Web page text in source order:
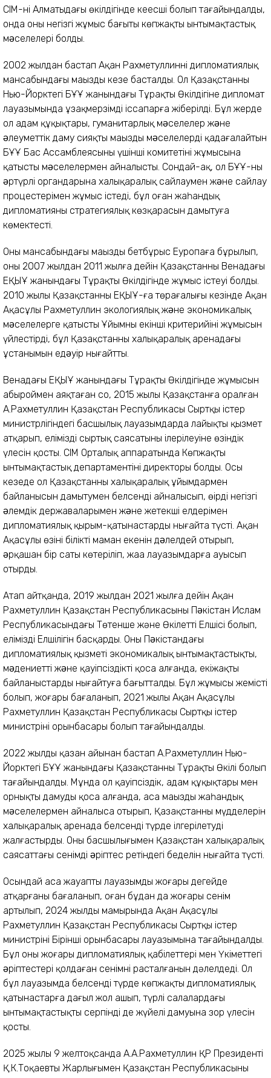
СІМ-нің Алматыдағы өкілдігінде кеңесші болып тағайындалды,
онда оның негізгі жұмыс бағыты көпжақты ынтымақтастық
мəселелері болды.
2002 жылдан бастап Ақан Рахметуллиннің дипломатиялық
мансабындағы маңызды кезең басталды. Ол Қазақстанның
Нью-Йорктегі БҰҰ жанындағы Тұрақты Өкілдігіне дипломат
лауазымында ұзақмерзімді іссапарға жіберілді. Бұл жерде
ол адам құқықтары, гуманитарлық мəселелер жəне
əлеуметтік даму сияқты маңызды мəселелерді қадағалайтын
БҰҰ Бас Ассамблеясының үшінші комитетінің жұмысына
қатысты мəселелермен айналысты. Сондай-ақ, ол БҰҰ-ның
əртүрлі органдарына халықаралық сайлаумен жəне сайлау
процестерімен жұмыс істеді, бұл оған жаһандық
дипломатияның стратегиялық көзқарасын дамытуға
көмектесті.
Оның мансабындағы маңызды бетбұрыс Еуропаға бұрылып,
оның 2007 жылдан 2011 жылға дейін Қазақстанның Венадағы
ЕҚЫҰ жанындағы Тұрақты Өкілдігінде жұмыс істеуі болды.
2010 жылы Қазақстанның ЕҚЫҰ-ға төрағалығы кезінде Ақан
Ақасұлы Рахметуллин экологиялық жəне экономикалық
мəселелерге қатысты Ұйымның екінші критерийінің жұмысын
үйлестірді, бұл Қазақстанның халықаралық аренадағы
ұстанымын едəуір нығайтты.
Венадағы ЕҚЫҰ жанындағы Тұрақты Өкілдігінде жұмысын
абыроймен аяқтаған соң, 2015 жылы Қазақстанға оралған
А.Рахметуллин Қазақстан Республикасы Сыртқы істер
министрлігіндегі басшылық лауазымдарда лайықты қызмет
атқарып, еліміздің сыртық саясатының ілерілеуіне өзіндік
үлесін қосты. СІМ Орталық аппаратында Көпжақты
ынтымақтастық департаментінің директоры болды. Осы
кезеңде ол Қазақстанның халықаралық ұйымдармен
байланысын дамытумен белсенді айналысып, өңірдің негізгі
əлемдік державаларымен жəне жетекші елдерімен
дипломатиялық қырым-қатынастарды нығайта түсті. Ақан
Ақасұлы өзінің білікті маман екенін дəлелдей отырып,
əрқашан бір саты көтеріліп, жаңа лауазымдарға ауысып
отырды.
Атап айтқанда, 2019 жылдан 2021 жылға дейін Ақан
Рахметуллин Қазақстан Республикасының Пəкістан Ислам
Республикасындағы Төтенше және Өкілетті Елшісі болып,
еліміздің Елшілігін басқарды. Оның Пəкістандағы
дипломатиялық қызметі экономикалық ынтымақтастықты,
мəдениетті жəне қауіпсіздікті қоса алғанда, екіжақты
байланыстарды нығайтуға бағытталды. Бұл жұмысы жемісті
болып, жоғары бағаланып, 2021 жылы Ақан Ақасұлы
Рахметуллин Қазақстан Республикасы Сыртқы істер
министрінің орынбасары болып тағайындалды.
2022 жылдың қазан айынан бастап А.Рахметуллин Нью-
Йорктегі БҰҰ жанындағы Қазақстанның Тұрақты Өкілі болып
тағайындалды. Мұнда ол қауіпсіздік, адам құқықтары мен
орнықты дамуды қоса алғанда, аса маңызды жаһандық
мəселелермен айналыса отырып, Қазақстанның мүдделерін
халықаралық аренада белсенді түрде ілгерілетуді
жалғастырды. Оның басшылығымен Қазақстан халықаралық
саясаттағы сенімді əріптес ретіндегі беделін нығайта түсті.
Осындай аса жауапты лауазымды жоғары деңгейде
атқарғаны бағаланып, оған бұдан да жоғары сенім
артылып, 2024 жылдың мамырында Ақан Ақасұлы
Рахметуллин Қазақстан Республикасы Сыртқы істер
министрінің Бірінші орынбасары лауазымына тағайындалды.
Бұл оның жоғары дипломатиялық қабілеттері мен Үкіметтегі
əріптестері қолдаған сенімнің расталғанын дәлелдеді. Ол
бұл лауазымда белсенді түрде көпжақты дипломатиялық
қатынастарға даңғыл жол ашып, түрлі салалардағы
ынтымақтастықтың серпінді де жүйелі дамуына зор үлесін
қосты.
2025 жылы 9 желтоқсанда А.А.Рахметуллин ҚР Президенті
Қ.К.Тоқаевтың Жарлығымен Қазақстан Республикасының